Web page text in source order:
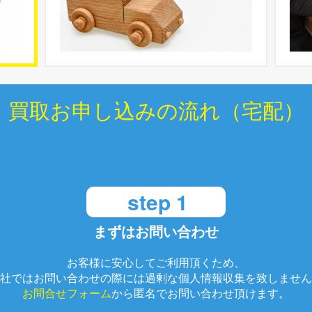
買取お申し込みの流れ（宅配）
step 1
まずはお問い合わせ
お客様に安心してご利用頂くため、
ではお問い合わせの際には過剰な個人情報収集を致しませ
お問合せフォームから匿名でお問い合わせ頂けます。